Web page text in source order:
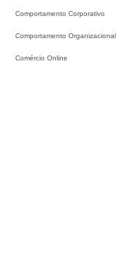
Comportamento Corporativo
Comportamento Organizacional
Comércio Online